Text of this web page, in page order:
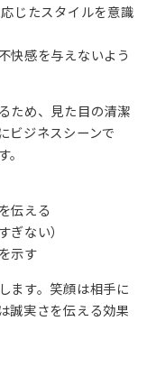
じたスタイルを意識
快感を与えないよう
ため、見た目の清潔
ビジネスシーンで
伝える
ない）
示す
ます。笑顔は相手に
誠実さを伝える効果